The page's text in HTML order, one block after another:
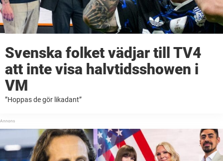
Svenska folket vädjar till TV4
att inte visa halvtidsshowen i
VM
”Hoppas de gör likadant”